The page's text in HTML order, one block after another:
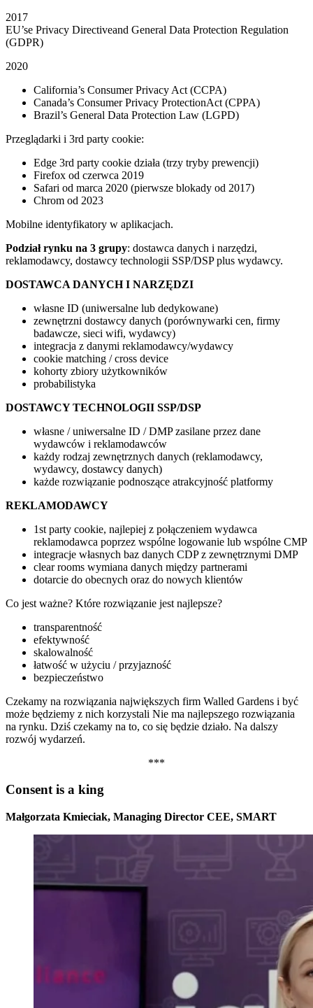
2017
EU’se Privacy Directiveand General Data Protection Regulation
(GDPR)
2020
California’s Consumer Privacy Act (CCPA)
Canada’s Consumer Privacy ProtectionAct (CPPA)
Brazil’s General Data Protection Law (LGPD)
Przeglądarki i 3rd party cookie:
Edge 3rd party cookie działa (trzy tryby prewencji)
Firefox od czerwca 2019
Safari od marca 2020 (pierwsze blokady od 2017)
Chrom od 2023
Mobilne identyfikatory w aplikacjach.
Podział rynku na 3 grupy: dostawca danych i narzędzi,
reklamodawcy, dostawcy technologii SSP/DSP plus wydawcy.
DOSTAWCA DANYCH I NARZĘDZI
własne ID (uniwersalne lub dedykowane)
zewnętrzni dostawcy danych (porównywarki cen, firmy
badawcze, sieci wifi, wydawcy)
integracja z danymi reklamodawcy/wydawcy
cookie matching / cross device
kohorty zbiory użytkowników
probabilistyka
DOSTAWCY TECHNOLOGII SSP/DSP
własne / uniwersalne ID / DMP zasilane przez dane
wydawców i reklamodawców
każdy rodzaj zewnętrznych danych (reklamodawcy,
wydawcy, dostawcy danych)
każde rozwiązanie podnoszące atrakcyjność platformy
REKLAMODAWCY
1st party cookie, najlepiej z połączeniem wydawca
reklamodawca poprzez wspólne logowanie lub wspólne CMP
integracje własnych baz danych CDP z zewnętrznymi DMP
clear rooms wymiana danych między partnerami
dotarcie do obecnych oraz do nowych klientów
Co jest ważne? Które rozwiązanie jest najlepsze?
transparentność
efektywność
skalowalność
łatwość w użyciu / przyjazność
bezpieczeństwo
Czekamy na rozwiązania największych firm Walled Gardens i być
może będziemy z nich korzystali Nie ma najlepszego rozwiązania
na rynku. Dziś czekamy na to, co się będzie działo. Na dalszy
rozwój wydarzeń.
***
Consent is a king
Małgorzata Kmieciak, Managing Director CEE, SMART